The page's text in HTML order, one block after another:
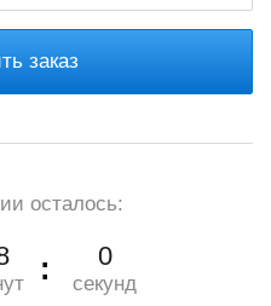
заказ
осталось:
59
секунд